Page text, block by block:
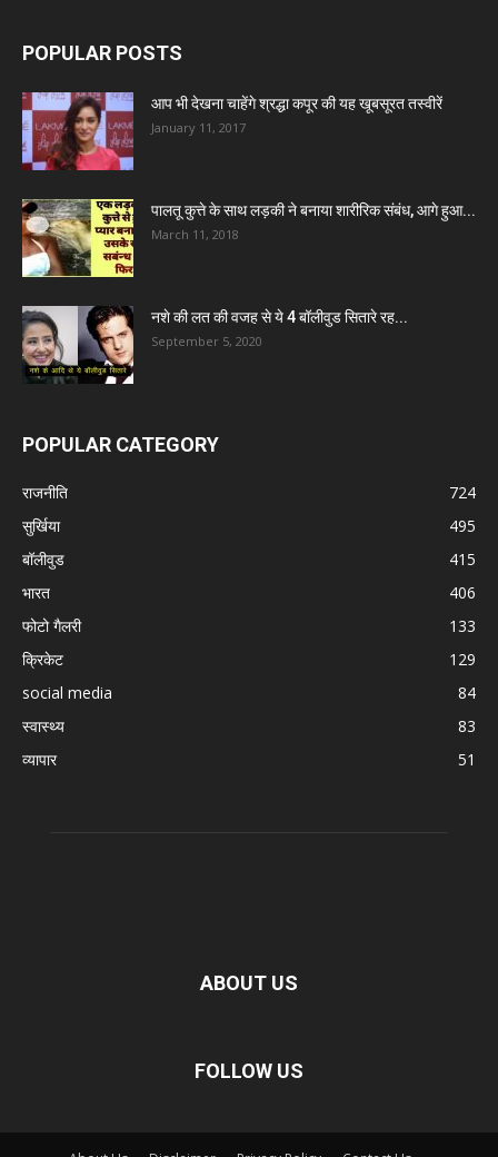
POPULAR POSTS
आप भी देखना चाहेंगे श्रद्धा कपूर की यह खूबसूरत तस्वीरें
January 11, 2017
पालतू कुत्ते के साथ लड़की ने बनाया शारीरिक संबंध, आगे हुआ...
March 11, 2018
नशे की लत की वजह से ये 4 बॉलीवुड सितारे रह...
September 5, 2020
POPULAR CATEGORY
राजनीति
724
सुर्खिया
495
बॉलीवुड
415
भारत
406
फोटो गैलरी
133
क्रिकेट
129
social media
84
स्वास्थ्य
83
व्यापार
51
ABOUT US
FOLLOW US